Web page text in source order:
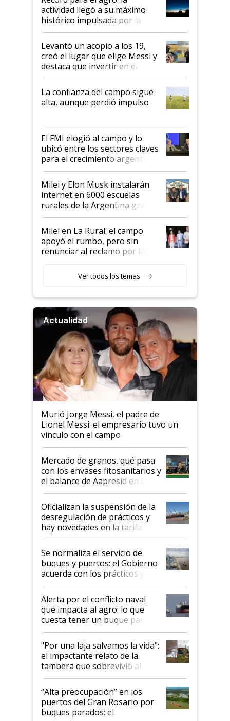
liderazgo en un semestre
récord
actividad llegó a su máximo
histórico impulsada por la
cosecha y las exportaciones
Levantó un acopio a los 19,
creó el lugar que elige Messi y
destaca que invertir en el
kirchnerismo era como "darle
plata a un hijo para droga":
Juan Félix Rossetti, el libertario
que de una dura crisis salió
de Milei
La confianza del campo sigue
alta, aunque perdió impulso
El FMI elogió al campo y lo
ubicó entre los sectores claves
para el crecimiento argentino
Milei y Elon Musk instalarán
internet en 6000 escuelas
rurales de la Argentina gracias
a un acuerdo con Starlink
Milei en La Rural: el campo
apoyó el rumbo, pero sin
renunciar al reclamo por las
Ver todos los temas
Actualidad
Murió Jorge Messi, el padre de
Lionel Messi: el empresario tuvo un
vínculo con el campo
Mercado de granos, qué pasa
con los envases fitosanitarios y
el balance de Aapresid en La
Posta
Oficializan la suspensión de la
desregulación de prácticos y
hay novedades en la tarifa de
la hidrovía
Se normaliza el servicio de
buques y puertos: el Gobierno
acuerda con los prácticos y
suspende el decreto de
desregulación
Alerta por el conflicto naval
que impacta al agro: lo que
cuesta tener un buque parado
y el peligro de que Argentina
pase a ser "país sucio"
"Por una laja salvamos la vida":
el impactante relato de la
tambera que sobrevivió al
tornado
“Alta preocupación” en los
puertos del Gran Rosario por
buques parados: el